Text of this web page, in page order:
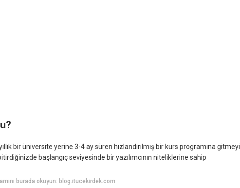
bir üniversite yerine 3-4 ay süren hızlandırılmış bir kurs programına gitmeyi
başlangıç seviyesinde bir yazılımcının niteliklerine sahip
burada okuyun: blog.itucekirdek.com